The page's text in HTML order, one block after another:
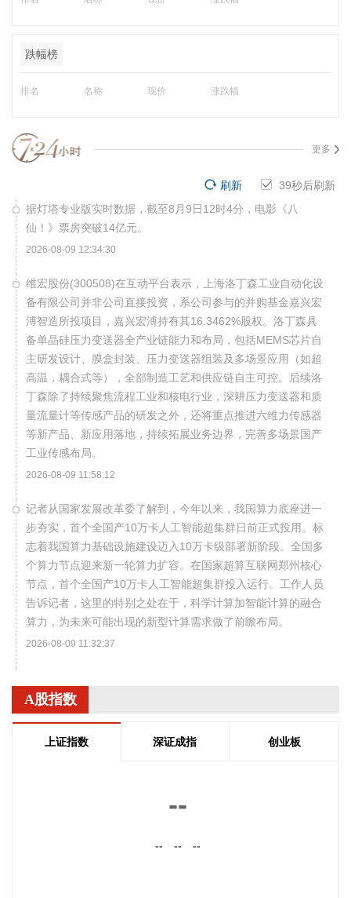
跌幅榜
排名 名称 现价 涨跌幅
更多
38秒后刷新
刷新
据灯塔专业版实时数据，截至8月9日12时4分，电影《八
仙！》票房突破14亿元。
2026-08-09 12:34:30
维宏股份(300508)在互动平台表示，上海洛丁森工业自动化设
备有限公司并非公司直接投资，系公司参与的并购基金嘉兴宏
溥智造所投项目，嘉兴宏溥持有其16.3462%股权。洛丁森具
备单晶硅压力变送器全产业链能力和布局，包括MEMS芯片自
主研发设计、膜盒封装、压力变送器组装及多场景应用（如超
高温，耦合式等），全部制造工艺和供应链自主可控。后续洛
丁森除了持续聚焦流程工业和核电行业，深耕压力变送器和质
量流量计等传感产品的研发之外，还将重点推进六维力传感器
等新产品、新应用落地，持续拓展业务边界，完善多场景国产
工业传感布局。
2026-08-09 11:58:12
记者从国家发展改革委了解到，今年以来，我国算力底座进一
步夯实，首个全国产10万卡人工智能超集群日前正式投用。标
志着我国算力基础设施建设迈入10万卡级部署新阶段。全国多
个算力节点迎来新一轮算力扩容。在国家超算互联网郑州核心
节点，首个全国产10万卡人工智能超集群投入运行。工作人员
告诉记者，这里的特别之处在于，科学计算加智能计算的融合
算力，为未来可能出现的新型计算需求做了前瞻布局。
2026-08-09 11:32:37
PPI数据。7月份，受国际输入性因素影响，居民消费价格指数
（CPI）环比下降0.1%，同比上涨0.5%，扣除食品和能源价格
的核心CPI环比上涨0.3%，同比上涨0.9%，CPI总体保持温和
下降0.7%，降幅比上月扩大0.4个百分点。7月PPI环比运行的
开采、精炼石油产品制造、有机化学原料制造价格分别下降
A股指数
上证指数 深证成指 创业板
--
-- -- --